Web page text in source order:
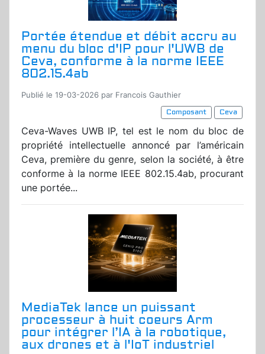
Portée étendue et débit accru au
menu du bloc d'IP pour l'UWB de
Ceva, conforme à la norme IEEE
802.15.4ab
Publié le 19-03-2026 par Francois Gauthier
Composant
Ceva
Ceva-Waves UWB IP, tel est le nom du bloc de
propriété intellectuelle annoncé par l’américain
Ceva, première du genre, selon la société, à être
conforme à la norme IEEE 802.15.4ab, procurant
une portée...
MediaTek lance un puissant
processeur à huit coeurs Arm
pour intégrer l’IA à la robotique,
aux drones et à l'IoT industriel